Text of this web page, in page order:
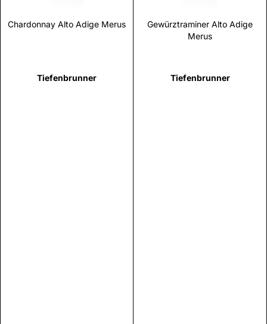
Chardonnay Alto Adige Merus
Tiefenbrunner
Gewürztraminer Alto Adige
Merus
Tiefenbrunner